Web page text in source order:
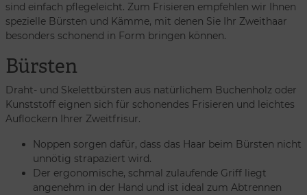
sind einfach pflegeleicht. Zum Frisieren empfehlen wir Ihnen
spezielle Bürsten und Kämme, mit denen Sie Ihr Zweithaar
besonders schonend in Form bringen können.
Bürsten
Draht- und Skelettbürsten aus natürlichem Buchenholz oder
Kunststoff eignen sich für schonendes Frisieren und leichtes
Auflockern Ihrer Zweitfrisur.
Noppen sorgen dafür, dass das Haar beim Bürsten nicht
unnötig strapaziert wird.
Der ergonomische, schmal zulaufende Griff liegt
angenehm in der Hand und ist ideal zum Abtrennen